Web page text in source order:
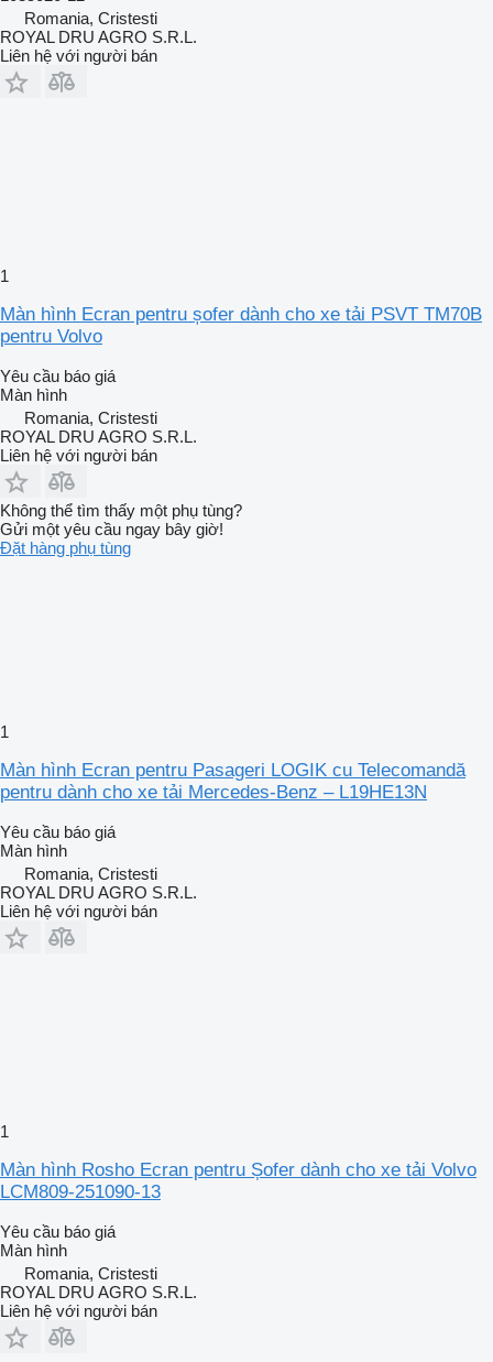
Romania, Cristesti
ROYAL DRU AGRO S.R.L.
Liên hệ với người bán
1
Màn hình Ecran pentru șofer dành cho xe tải PSVT TM70B
pentru Volvo
Yêu cầu báo giá
Màn hình
Romania, Cristesti
ROYAL DRU AGRO S.R.L.
Liên hệ với người bán
Không thể tìm thấy một phụ tùng?
Gửi một yêu cầu ngay bây giờ!
Đặt hàng phụ tùng
1
Màn hình Ecran pentru Pasageri LOGIK cu Telecomandă
pentru dành cho xe tải Mercedes-Benz – L19HE13N
Yêu cầu báo giá
Màn hình
Romania, Cristesti
ROYAL DRU AGRO S.R.L.
Liên hệ với người bán
1
Màn hình Rosho Ecran pentru Șofer dành cho xe tải Volvo
LCM809-251090-13
Yêu cầu báo giá
Màn hình
Romania, Cristesti
ROYAL DRU AGRO S.R.L.
Liên hệ với người bán